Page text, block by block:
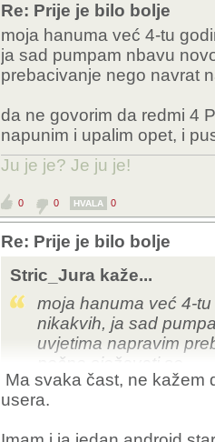
Re: Prije je bilo bolje
moja hanuma već 4-tu
ja sad pumpam nbavu
prebacivanje nego navrat
da ne govorim da redmi 4
napunim i upalim opet, i
Ju je je? Je ju je!
0 0 HVALA 0
Re: Prije je bilo bolje
Stric_Jura kaže...
moja hanuma već 4-
nikakvih, ja sad
uvjetima napravim
počne sježavati se...
da ne govorim da
Ma svaka čast, ne kažem
usera.